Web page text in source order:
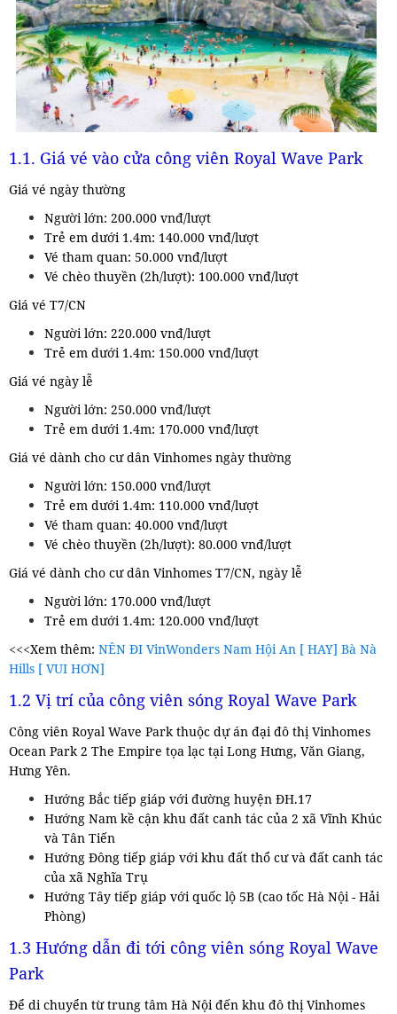
1.1. Giá vé vào cửa công viên Royal Wave Park
Giá vé ngày thường
Người lớn: 200.000 vnđ/lượt
Trẻ em dưới 1.4m: 140.000 vnđ/lượt
Vé tham quan: 50.000 vnđ/lượt
Vé chèo thuyền (2h/lượt): 100.000 vnđ/lượt
Giá vé T7/CN
Người lớn: 220.000 vnđ/lượt
Trẻ em dưới 1.4m: 150.000 vnđ/lượt
Giá vé ngày lễ
Người lớn: 250.000 vnđ/lượt
Trẻ em dưới 1.4m: 170.000 vnđ/lượt
Giá vé dành cho cư dân Vinhomes ngày thường
Người lớn: 150.000 vnđ/lượt
Trẻ em dưới 1.4m: 110.000 vnđ/lượt
Vé tham quan: 40.000 vnđ/lượt
Vé chèo thuyền (2h/lượt): 80.000 vnđ/lượt
Giá vé dành cho cư dân Vinhomes T7/CN, ngày lễ
Người lớn: 170.000 vnđ/lượt
Trẻ em dưới 1.4m: 120.000 vnđ/lượt
<<<Xem thêm: NÊN ĐI VinWonders Nam Hội An [ HAY] Bà Nà
Hills [ VUI HƠN]
1.2 Vị trí của công viên sóng Royal Wave Park
Công viên Royal Wave Park thuộc dự án đại đô thị Vinhomes
Ocean Park 2 The Empire tọa lạc tại Long Hưng, Văn Giang,
Hưng Yên.
Hướng Bắc tiếp giáp với đường huyện ĐH.17
Hướng Nam kề cận khu đất canh tác của 2 xã Vĩnh Khúc
và Tân Tiến
Hướng Đông tiếp giáp với khu đất thổ cư và đất canh tác
của xã Nghĩa Trụ
Hướng Tây tiếp giáp với quốc lộ 5B (cao tốc Hà Nội - Hải
Phòng)
1.3 Hướng dẫn đi tới công viên sóng Royal Wave
Park
Để di chuyển từ trung tâm Hà Nội đến khu đô thị Vinhomes